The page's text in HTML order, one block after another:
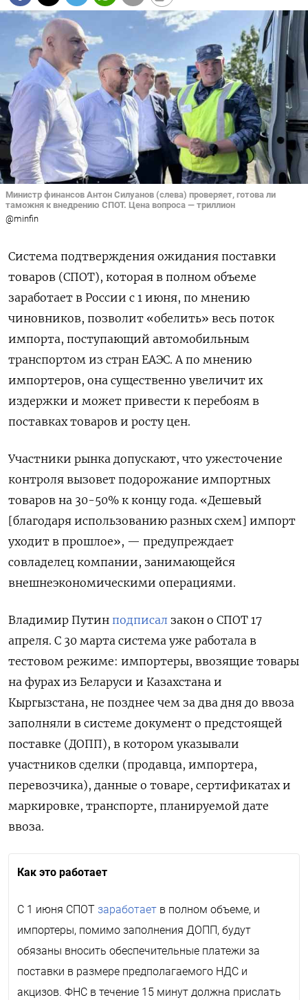
Министр финансов Антон Силуанов (слева) проверяет, готова ли
таможня к внедрению СПОТ. Цена вопроса — триллион
@minfin
Система подтверждения ожидания поставки
товаров (СПОТ), которая в полном объеме
заработает в России с 1 июня, по мнению
чиновников, позволит «обелить» весь поток
импорта, поступающий автомобильным
транспортом из стран ЕАЭС. А по мнению
импортеров, она существенно увеличит их
издержки и может привести к перебоям в
поставках товаров и росту цен.
Участники рынка допускают, что ужесточение
контроля вызовет подорожание импортных
товаров на 30-50% к концу года. «Дешевый
[благодаря использованию разных схем] импорт
уходит в прошлое», — предупреждает
совладелец компании, занимающейся
внешнеэкономическими операциями.
Владимир Путин подписал закон о СПОТ 17
апреля. С 30 марта система уже работала в
тестовом режиме: импортеры, ввозящие товары
на фурах из Беларуси и Казахстана и
Кыргызстана, не позднее чем за два дня до ввоза
заполняли в системе документ о предстоящей
поставке (ДОПП), в котором указывали
участников сделки (продавца, импортера,
перевозчика), данные о товаре, сертификатах и
маркировке, транспорте, планируемой дате
ввоза.
Как это работает
С 1 июня СПОТ заработает в полном объеме, и
импортеры, помимо заполнения ДОПП, будут
обязаны вносить обеспечительные платежи за
поставки в размере предполагаемого НДС и
акцизов. ФНС в течение 15 минут должна прислать